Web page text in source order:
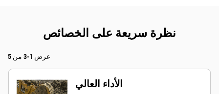
نظرة سريعة على الخصائص
عرض 1-3 من 5
الأداء العالي